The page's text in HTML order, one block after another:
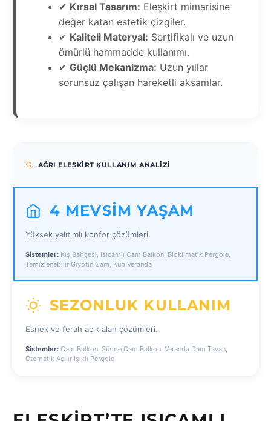
✔ Kırsal Tasarım: Eleşkirt mimarisine
değer katan estetik çizgiler.
✔ Kaliteli Materyal: Sertifikalı ve uzun
ömürlü hammadde kullanımı.
✔ Güçlü Mekanizma: Uzun yıllar
sorunsuz çalışan hareketli aksamlar.
AĞRI ELEŞKIRT KULLANIM ANALIZI
4 MEVSIM YAŞAM
Yüksek yalıtımlı konfor çözümleri.
Sistemler: Kış Bahçesi, Isıcamlı Cam Balkon, Bioklimatik Pergole,
Temizlenebilir Giyotin Cam, Küp Veranda
SEZONLUK KULLANIM
Esnek ve ferah açık alan çözümleri.
Sistemler: Cam Balkon, Sürme Cam Balkon, Veranda Cam Tavan,
Otomatik Açılır Işıklı Pergole